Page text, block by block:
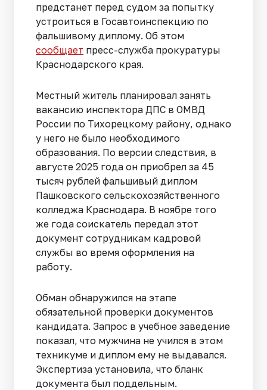
предстанет перед судом за попытку
устроиться в Госавтоинспекцию по
фальшивому диплому. Об этом
сообщает пресс-служба прокуратуры
Краснодарского края.
Местный житель планировал занять
вакансию инспектора ДПС в ОМВД
России по Тихорецкому району, однако
у него не было необходимого
образования. По версии следствия, в
августе 2025 года он приобрел за 45
тысяч рублей фальшивый диплом
Пашковского сельскохозяйственного
колледжа Краснодара. В ноябре того
же года соискатель передал этот
документ сотрудникам кадровой
службы во время оформления на
работу.
Обман обнаружился на этапе
обязательной проверки документов
кандидата. Запрос в учебное заведение
показал, что мужчина не учился в этом
техникуме и диплом ему не выдавался.
Экспертиза установила, что бланк
документа был поддельным.